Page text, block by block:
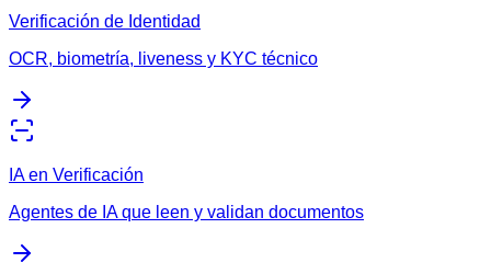
Verificación de Identidad
OCR, biometría, liveness y KYC técnico
IA en Verificación
Agentes de IA que leen y validan documentos